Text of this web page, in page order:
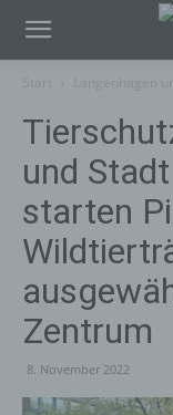
und
starten
Zentrum
8. November 2022